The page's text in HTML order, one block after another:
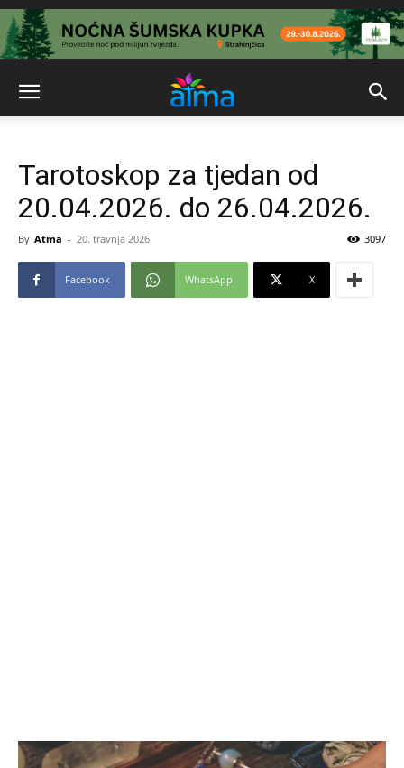
Tarotoskop za tjedan od
20.04.2026. do 26.04.2026.
By Atma - 20. travnja 2026. 3097
Facebook WhatsApp X